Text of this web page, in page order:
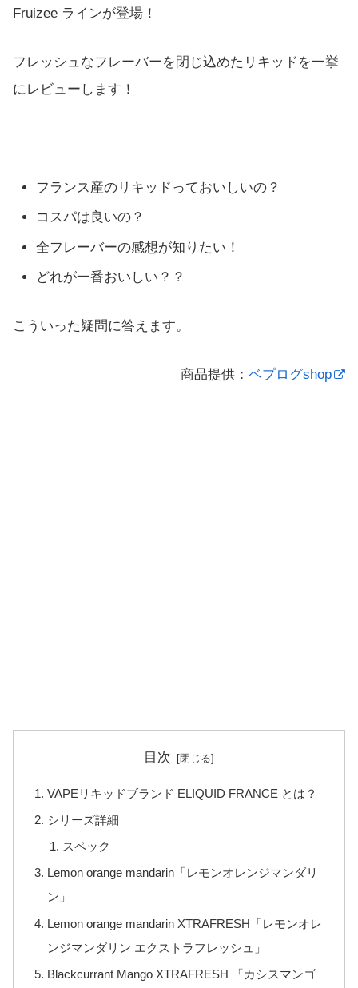
Fruizee ラインが登場！
フレッシュなフレーバーを閉じ込めたリキッドを一挙
にレビューします！
フランス産のリキッドっておいしいの？
コスパは良いの？
全フレーバーの感想が知りたい！
どれが一番おいしい？？
こういった疑問に答えます。
商品提供： ベプログshop
目次
VAPEリキッドブランド ELIQUID FRANCE とは？
シリーズ詳細
スペック
Lemon orange mandarin「レモンオレンジマンダリ
ン」
Lemon orange mandarin XTRAFRESH「レモンオレ
ンジマンダリン エクストラフレッシュ」
Blackcurrant Mango XTRAFRESH 「カシスマンゴ